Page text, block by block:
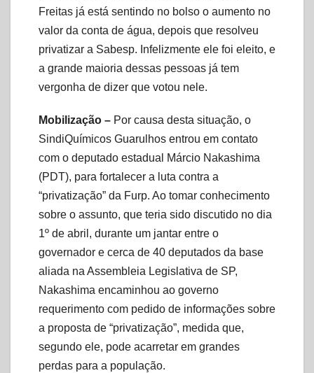
Freitas já está sentindo no bolso o aumento no
valor da conta de água, depois que resolveu
privatizar a Sabesp. Infelizmente ele foi eleito, e
a grande maioria dessas pessoas já tem
vergonha de dizer que votou nele.
Mobilização – Por causa desta situação, o
SindiQuímicos Guarulhos entrou em contato
com o deputado estadual Márcio Nakashima
(PDT), para fortalecer a luta contra a
“privatização” da Furp. Ao tomar conhecimento
sobre o assunto, que teria sido discutido no dia
1º de abril, durante um jantar entre o
governador e cerca de 40 deputados da base
aliada na Assembleia Legislativa de SP,
Nakashima encaminhou ao governo
requerimento com pedido de informações sobre
a proposta de “privatização”, medida que,
segundo ele, pode acarretar em grandes
perdas para a população.